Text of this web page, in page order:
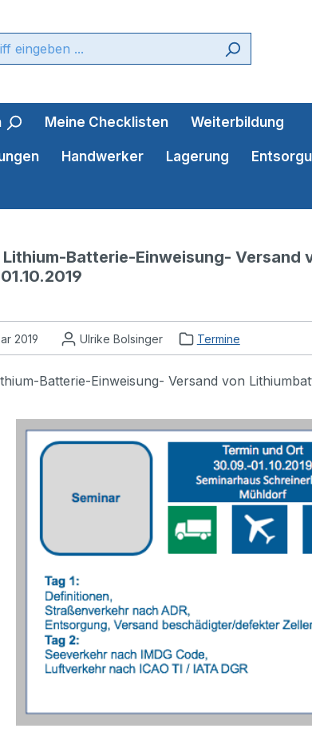
Meine Checklisten Weiterbildung
Handwerker Lagerung
Lithium-Batterie-Einweisung-
2019 Ulrike Bolsinger Termine
Batterie-Einweisung- Versand von